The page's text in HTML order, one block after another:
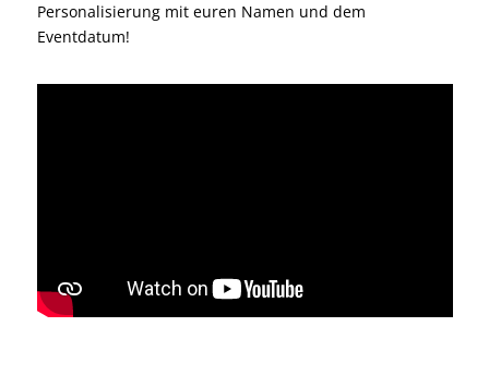
Personalisierung mit euren Namen und dem
Eventdatum!